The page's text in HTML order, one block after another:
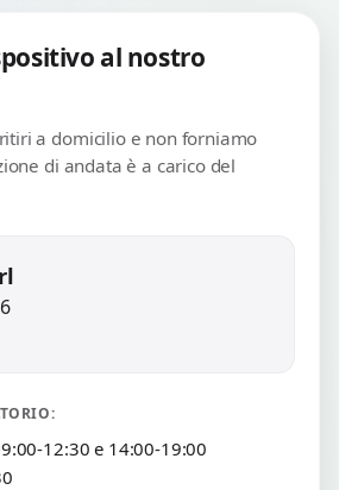
al nostro
a domicilio e non forniamo
di andata è a carico del
12:30 e 14:00-19:00